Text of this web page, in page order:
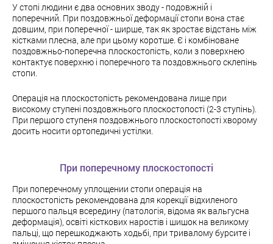
У стопі людини є два основних зводу - подовжній і
поперечний. При поздовжньої деформації стопи вона стає
довшим, при поперечної - ширше, так як зростає відстань між
кістками плесна, але при цьому коротше. Є і комбіноване
поздовжньо-поперечна плоскостопість, коли з поверхнею
контактує поверхню і поперечного та поздовжнього склепінь
стопи.
Операція на плоскостопість рекомендована лише при
високому ступені поздовжнього плоскостопості (2-3 ступінь).
При першого ступеня поздовжнього плоскостопості хворому
досить носити ортопедичні устілки.
При поперечному плоскостопості
При поперечному уплощении стопи операція на
плоскостопість рекомендована для корекції відхиленого
першого пальця всередину (патологія, відома як вальгусна
деформація), освіті кісткових наростів і шишок на великому
пальці, що перешкоджають ходьбі, при тривалому бурсите і